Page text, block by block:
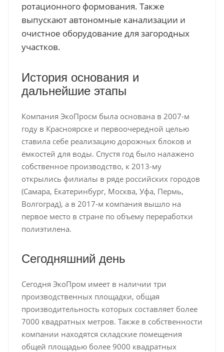
ротационного формования. Также
выпускают автономные канализации и
очистное оборудование для загородных
участков.
История основания и
дальнейшие этапы
Компания ЭкоПросм была основана в 2007-м
году в Красноярске и первоочередной целью
ставила себе реализацию дорожных блоков и
ёмкостей для воды. Спустя год было налажено
собственное производство, к 2013-му
открылись филиалы в ряде российских городов
(Самара, Екатеринбург, Москва, Уфа, Пермь,
Волгоград), а в 2017-м компания вышло на
первое место в стране по объему переработки
полиэтилена.
Сегодняшний день
Сегодня ЭкоПром имеет в наличии три
производственных площадки, общая
производительность которых составляет более
7000 квадратных метров. Также в собственности
компании находятся складские помещения
общей площадью более 9000 квадратных